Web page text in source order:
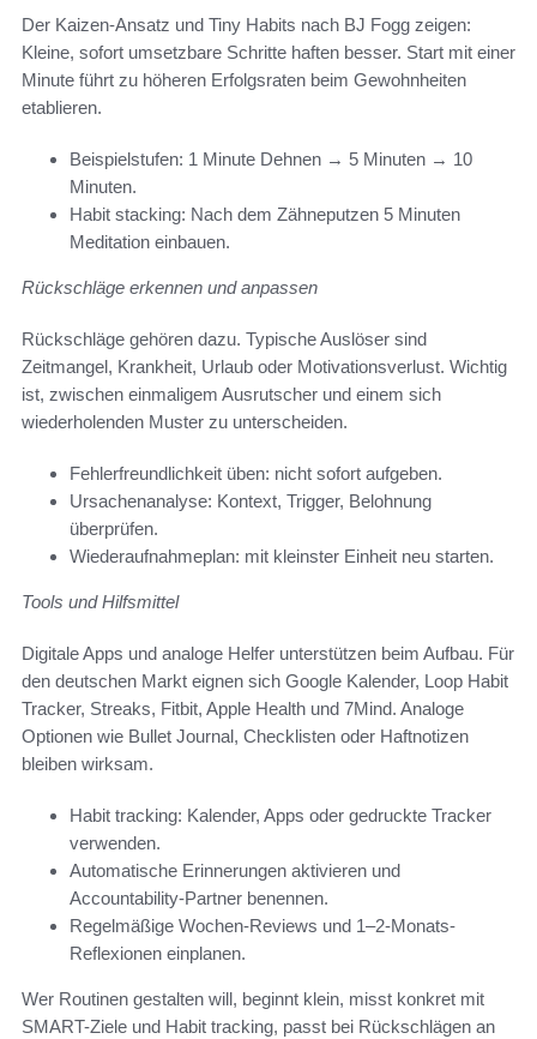
Der Kaizen-Ansatz und Tiny Habits nach BJ Fogg zeigen:
Kleine, sofort umsetzbare Schritte haften besser. Start mit einer
Minute führt zu höheren Erfolgsraten beim Gewohnheiten
etablieren.
Beispielstufen: 1 Minute Dehnen → 5 Minuten → 10
Minuten.
Habit stacking: Nach dem Zähneputzen 5 Minuten
Meditation einbauen.
Rückschläge erkennen und anpassen
Rückschläge gehören dazu. Typische Auslöser sind
Zeitmangel, Krankheit, Urlaub oder Motivationsverlust. Wichtig
ist, zwischen einmaligem Ausrutscher und einem sich
wiederholenden Muster zu unterscheiden.
Fehlerfreundlichkeit üben: nicht sofort aufgeben.
Ursachenanalyse: Kontext, Trigger, Belohnung
überprüfen.
Wiederaufnahmeplan: mit kleinster Einheit neu starten.
Tools und Hilfsmittel
Digitale Apps und analoge Helfer unterstützen beim Aufbau. Für
den deutschen Markt eignen sich Google Kalender, Loop Habit
Tracker, Streaks, Fitbit, Apple Health und 7Mind. Analoge
Optionen wie Bullet Journal, Checklisten oder Haftnotizen
bleiben wirksam.
Habit tracking: Kalender, Apps oder gedruckte Tracker
verwenden.
Automatische Erinnerungen aktivieren und
Accountability-Partner benennen.
Regelmäßige Wochen-Reviews und 1–2-Monats-
Reflexionen einplanen.
Wer Routinen gestalten will, beginnt klein, misst konkret mit
SMART-Ziele und Habit tracking, passt bei Rückschlägen an